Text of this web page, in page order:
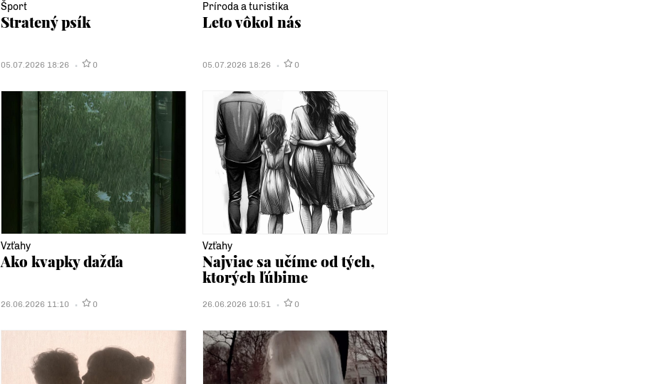
Šport
Stratený psík
05.07.2026 18:26 0
Príroda a turistika
Leto vôkol nás
05.07.2026 18:26 0
Vzťahy
Ako kvapky dažďa
26.06.2026 11:10 0
Vzťahy
Najviac sa učíme od tých,
ktorých ľúbime
26.06.2026 10:51 0